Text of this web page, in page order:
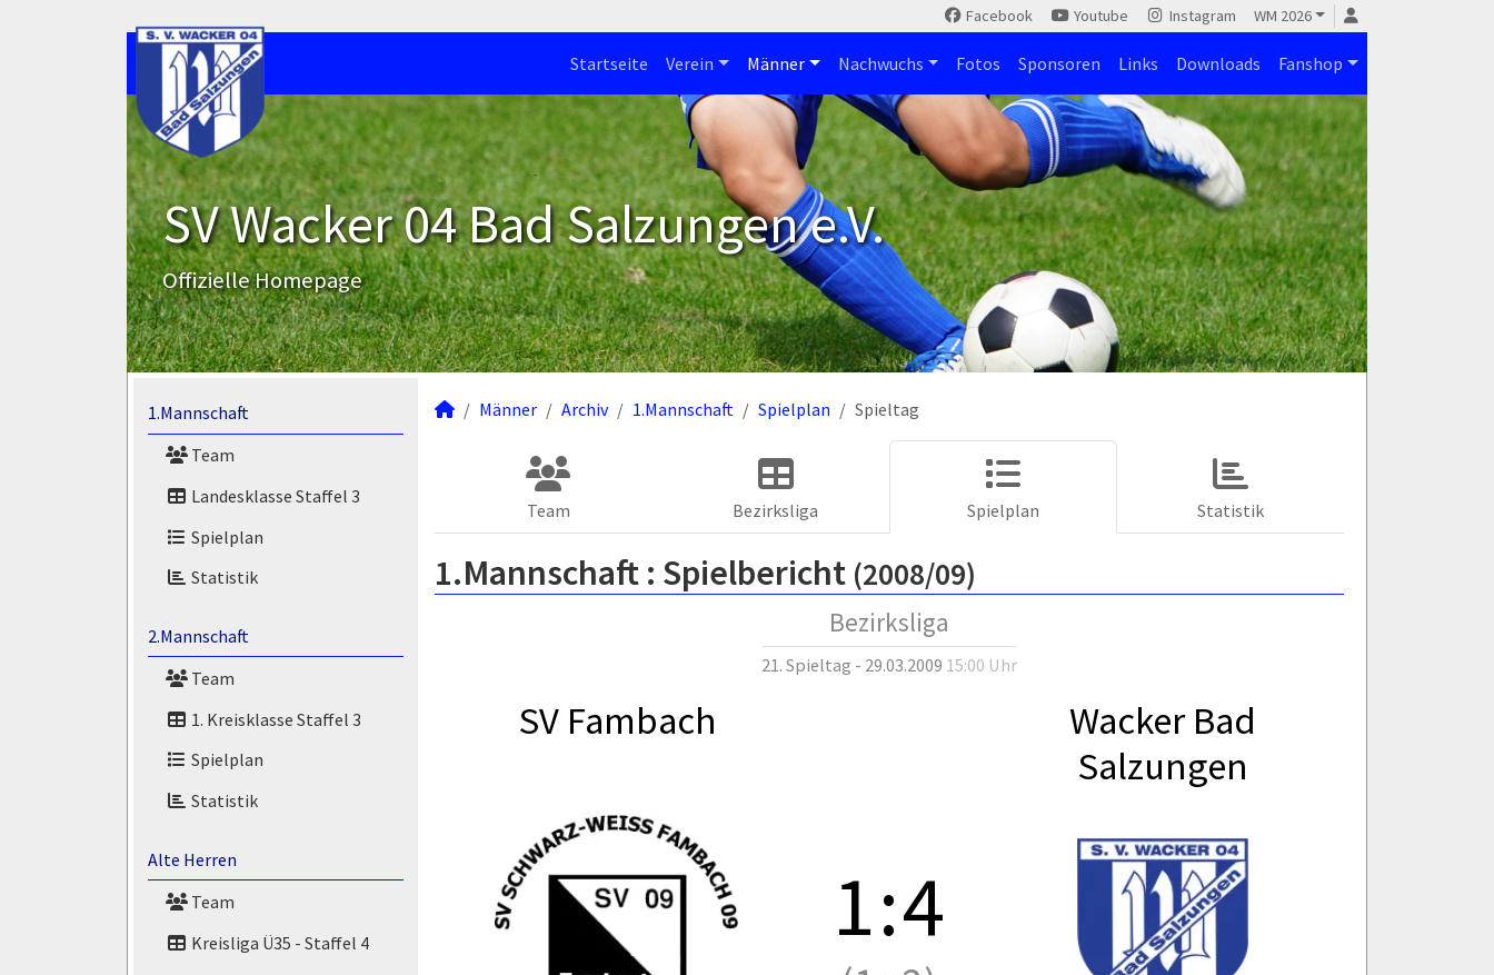
Facebook Youtube Instagram WM 2026
Startseite Verein Männer Nachwuchs Fotos Sponsoren Links Downloads Fanshop
SV Wacker 04 Bad Salzungen e.V.
Offizielle Homepage
1.Mannschaft
Team
Landesklasse Staffel 3
Spielplan
Statistik
2.Mannschaft
Team
1. Kreisklasse Staffel 3
Spielplan
Statistik
Alte Herren
Team
Kreisliga Ü35 - Staffel 4
Männer Archiv 1.Mannschaft Spielplan Spieltag
Team Bezirksliga Spielplan Statistik
1.Mannschaft : Spielbericht (2008/09)
Bezirksliga
21. Spieltag - 29.03.2009 15:00 Uhr
SV Fambach
Wacker Bad
Salzungen
1:4